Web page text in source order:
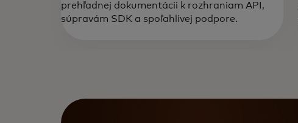
prehľadnej dokumentácii k rozhraniam API,
súpravám SDK a spoľahlivej podpore.